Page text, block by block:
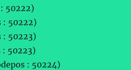
50222)
: 50222)
: 50223)
: 50223)
: 50224)